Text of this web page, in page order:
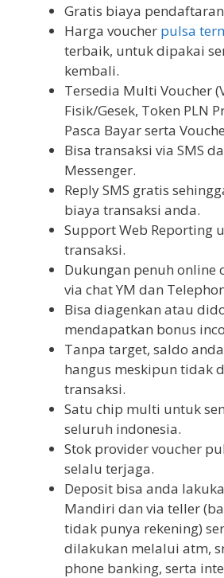
Gratis biaya
Harga voucher pulsa
terbaik, untuk dipakai
kembali.
Tersedia Multi Voucher
Fisik/Gesek, Token PLN
Pasca Bayar serta
Bisa transaksi via SMS
Messenger.
Reply SMS gratis
biaya transaksi anda.
Support Web Reporting
transaksi.
Dukungan penuh online
via chat YM dan
Bisa diagenkan atau
mendapatkan bonus
Tanpa target, saldo
hangus meskipun tidak
transaksi.
Satu chip multi untuk
seluruh indonesia.
Stok provider voucher
selalu terjaga.
Deposit bisa anda
Mandiri dan via teller
tidak punya rekening)
dilakukan melalui atm,
phone banking, serta